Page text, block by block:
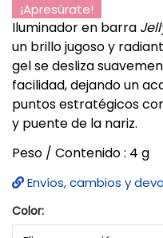
¡Apresúrate!
Iluminador en barra
un brillo jugoso y
gel se desliza
facilidad, dejando un
puntos estratégicos
y puente de la nariz.
Peso / Contenido : 4 g
Envíos, cambios y
Color: